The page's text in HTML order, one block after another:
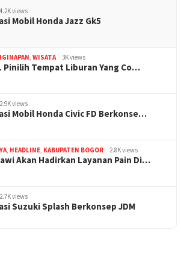
4.2K views
Mobil Honda Jazz Gk5
, WISATA 3K views
Pinilih Tempat Liburan Yang Co…
2.9K views
Mobil Honda Civic FD Berkonse…
, HEADLINE, KABUPATEN BOGOR 2.8K views
Akan Hadirkan Layanan Pain Di…
2.7K views
Suzuki Splash Berkonsep JDM